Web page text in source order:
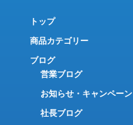
トップ
商品カテゴリー
ブログ
営業ブログ
お知らせ・キャンペーン
社長ブログ